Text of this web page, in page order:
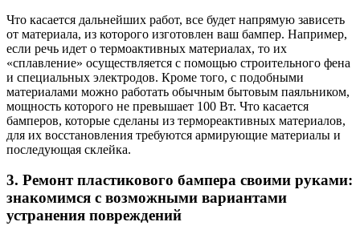
Что касается дальнейших работ, все будет напрямую зависеть
от материала, из которого изготовлен ваш бампер. Например,
если речь идет о термоактивных материалах, то их
«сплавление» осуществляется с помощью строительного фена
и специальных электродов. Кроме того, с подобными
материалами можно работать обычным бытовым паяльником,
мощность которого не превышает 100 Вт. Что касается
бамперов, которые сделаны из термореактивных материалов,
для их восстановления требуются армирующие материалы и
последующая склейка.
3. Ремонт пластикового бампера своими руками:
знакомимся с возможными вариантами
устранения повреждений